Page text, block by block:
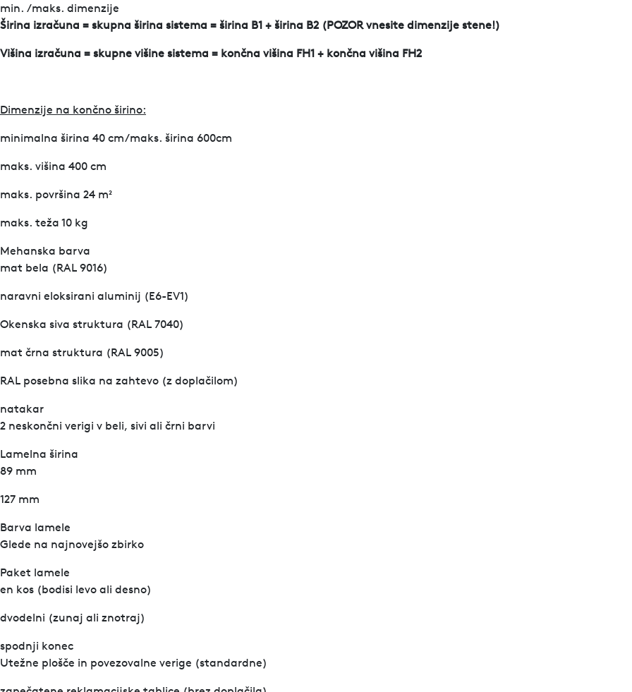
min. /maks. dimenzije
Širina izračuna = skupna širina sistema = širina B1 + širina B2 (POZOR vnesite dimenzije stene!)
Višina izračuna = skupne višine sistema = končna višina FH1 + končna višina FH2
Dimenzije na končno širino:
minimalna širina 40 cm/maks. širina 600cm
maks. višina 400 cm
maks. površina 24 m²
maks. teža 10 kg
Mehanska barva
mat bela (RAL 9016)
naravni eloksirani aluminij (E6-EV1)
Okenska siva struktura (RAL 7040)
mat črna struktura (RAL 9005)
RAL posebna slika na zahtevo (z doplačilom)
natakar
2 neskončni verigi v beli, sivi ali črni barvi
Lamelna širina
89 mm
127 mm
Barva lamele
Glede na najnovejšo zbirko
Paket lamele
en kos (bodisi levo ali desno)
dvodelni (zunaj ali znotraj)
spodnji konec
Utežne plošče in povezovalne verige (standardne)